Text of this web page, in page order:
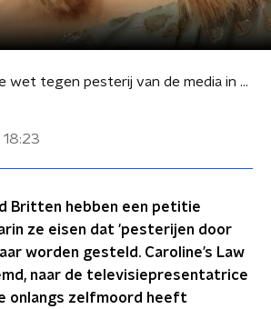
Speciale wet tegen pesterij van de media in Engeland?
18:23
Britten hebben een petitie
ze eisen dat 'pesterijen door
worden gesteld. Caroline’s Law
naar de televisiepresentatrice
onlangs zelfmoord heeft